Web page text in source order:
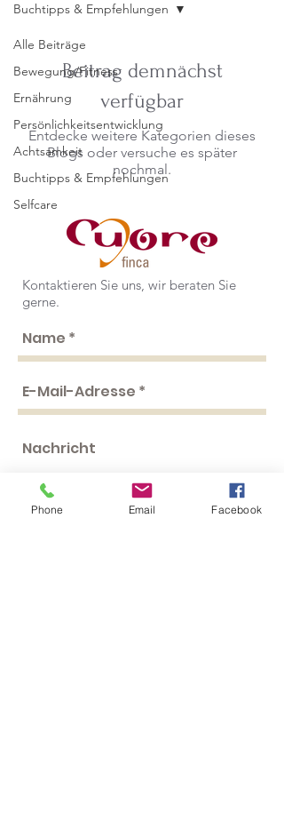
Alle Beiträge
Bewegung/Fitness
Ernährung
Persönlichkeitsentwicklung
Achtsamkeit
Buchtipps & Empfehlungen
Selfcare
Buchtipps & Empfehlungen
Beitrag demnächst
verfügbar
Entdecke weitere Kategorien dieses
Blogs oder versuche es später
nochmal.
Kontaktieren Sie uns, wir beraten Sie
gerne.
Phone Email Facebook